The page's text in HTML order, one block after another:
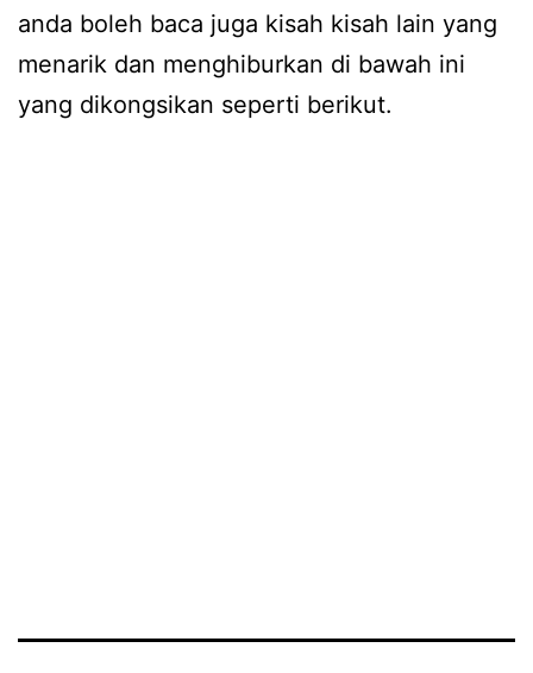
anda boleh baca juga kisah kisah lain yang
menarik dan menghiburkan di bawah ini
yang dikongsikan seperti berikut.